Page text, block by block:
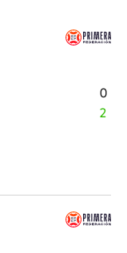
0
2